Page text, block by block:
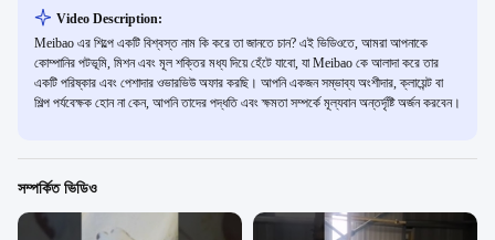
Video Description:
Meibao এর শিল্পে একটি বিশ্বস্ত নাম কি করে তা জানতে চান? এই ভিডিওতে, আমরা আপনাকে
কোম্পানির পটভূমি, মিশন এবং মূল শক্তির মধ্য দিয়ে হেঁটে যাবো, যা Meibao কে আলাদা করে তার
একটি পরিষ্কার এবং পেশাদার ওভারভিউ অফার করছি। আপনি একজন সম্ভাব্য অংশীদার, ক্লায়েন্ট বা
শিল্প পর্যবেক্ষক হোন না কেন, আপনি তাদের পদ্ধতি এবং ক্ষমতা সম্পর্কে মূল্যবান অন্তর্দৃষ্টি অর্জন করবেন।
সম্পর্কিত ভিডিও